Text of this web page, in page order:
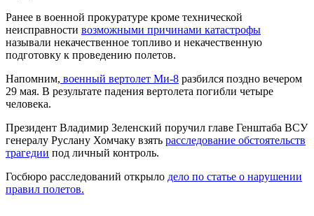
Ранее в военной прокуратуре кроме технической
неисправности возможными причинами катастрофы
называли некачественное топливо и некачественную
подготовку к проведению полетов.
Напомним, военный вертолет Ми-8 разбился поздно вечером
29 мая. В результате падения вертолета погибли четыре
человека.
Президент Владимир Зеленский поручил главе Генштаба ВСУ
генералу Руслану Хомчаку взять расследование обстоятельств
трагедии под личный контроль.
Госбюро расследований открыло дело по статье о нарушении
правил полетов.